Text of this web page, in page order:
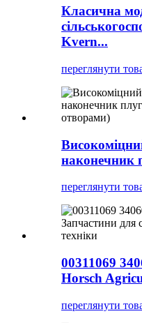
Класична
Kvern...
переглянути
наконечник
переглянути
00311069
Horsch
переглянути